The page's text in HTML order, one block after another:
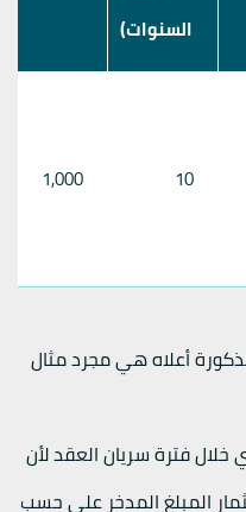
السنوات)
10
1,000
أعلاه هي مجرد مثال
فترة سريان العقد لأن
المبلغ المدخر على حسب